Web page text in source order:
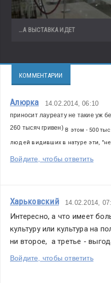
…А ВЫСТАВКА ИДЕТ
КОММЕНТАРИИ
Алюрка 14.02.2014, 06:10
приносит лауреату не такие уж
260 тысяч гривен) В этом - 500
людей видивших в натуре эти,
Войдите, чтобы ответить
Харьковский 14.02.2014,
Интересно, а что имеет
культуру или культура на
ни второе,  а третье -
Войдите, чтобы ответить